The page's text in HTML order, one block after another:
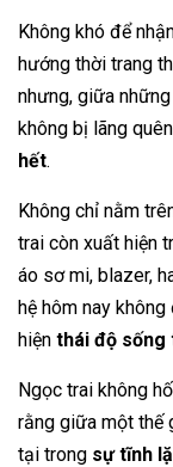
Không khó để
hướng thời trang
nhưng, giữa
không bị lãng
hết.
Không chỉ nằm
trai còn xuất hiện
áo sơ mi, blazer,
hệ hôm nay
hiện thái độ sống
Ngọc trai không
rằng giữa một thế
tại trong sự tĩnh